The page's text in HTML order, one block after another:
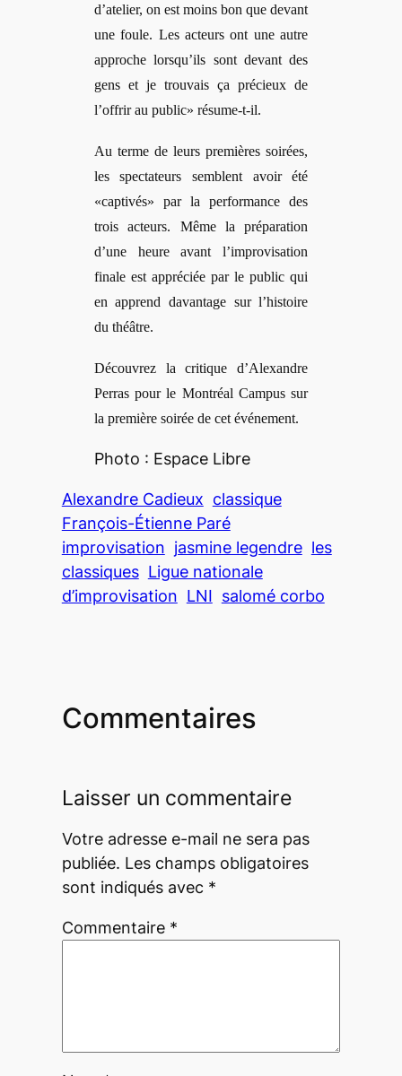
d’atelier, on est moins bon que devant
une foule. Les acteurs ont une autre
approche lorsqu’ils sont devant des
gens et je trouvais ça précieux de
l’offrir au public» résume-t-il.
Au terme de leurs premières soirées,
les spectateurs semblent avoir été
«captivés» par la performance des
trois acteurs. Même la préparation
d’une heure avant l’improvisation
finale est appréciée par le public qui
en apprend davantage sur l’histoire
du théâtre.
Découvrez la critique d’Alexandre
Perras pour le Montréal Campus sur
la première soirée de cet événement.
Photo : Espace Libre
Alexandre Cadieux classique
François-Étienne Paré
improvisation jasmine legendre les
classiques Ligue nationale
d’improvisation LNI salomé corbo
Commentaires
Laisser un commentaire
Votre adresse e-mail ne sera pas
publiée. Les champs obligatoires
sont indiqués avec *
Commentaire *